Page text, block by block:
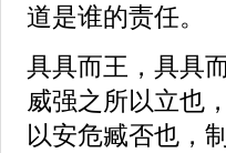
道是谁的责任。
具具而王，具具
威强之所以立也
以安危臧否也，